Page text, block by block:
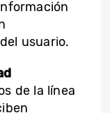
usuario.
de la línea